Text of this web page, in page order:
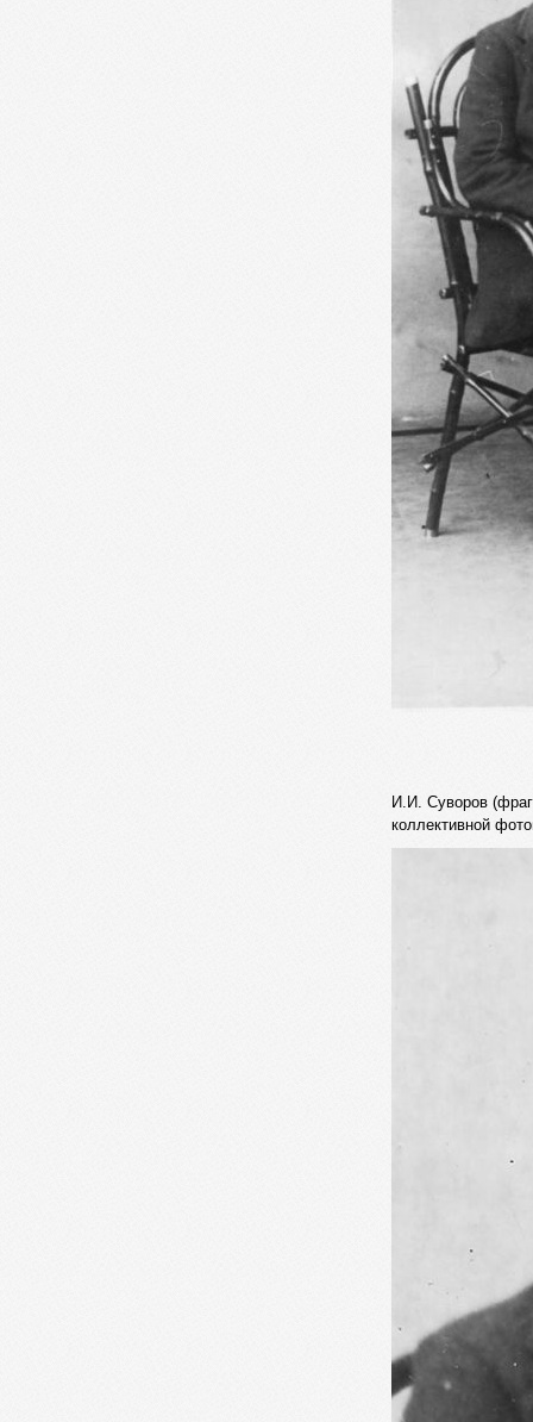
И.И. Суворов
коллективной